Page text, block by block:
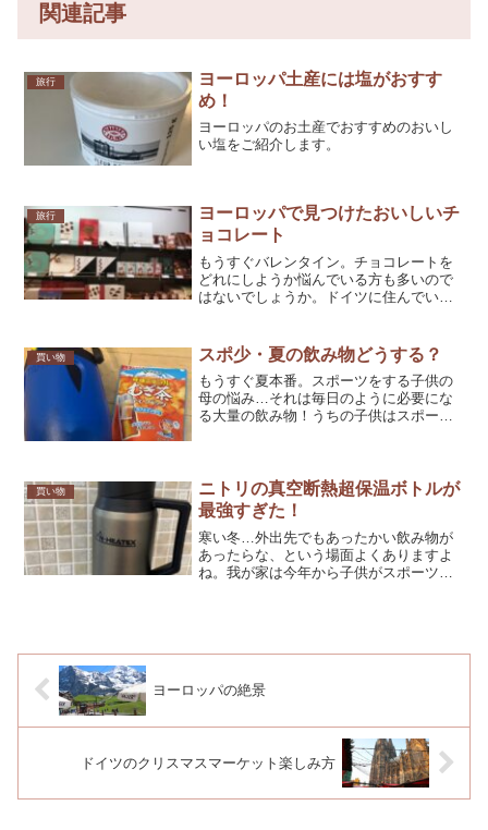
関連記事
旅行
ヨーロッパ土産には塩がおすす
め！
ヨーロッパのお土産でおすすめのおいし
い塩をご紹介します。
旅行
ヨーロッパで見つけたおいしいチ
ョコレート
もうすぐバレンタイン。チョコレートを
どれにしようか悩んでいる方も多いので
はないでしょうか。ドイツに住んでいた
思います。
買い物 スポ少・夏の飲み物どうする？
もうすぐ夏本番。スポーツをする子供の
母の悩み…それは毎日のように必要にな
る大量の飲み物！うちの子供はスポーツ
買い物
ニトリの真空断熱超保温ボトルが
最強すぎた！
寒い冬…外出先でもあったかい飲み物が
あったらな、という場面よくありますよ
ね。我が家は今年から子供がスポーツ少
ヨーロッパの絶景
ドイツのクリスマスマーケット楽しみ方